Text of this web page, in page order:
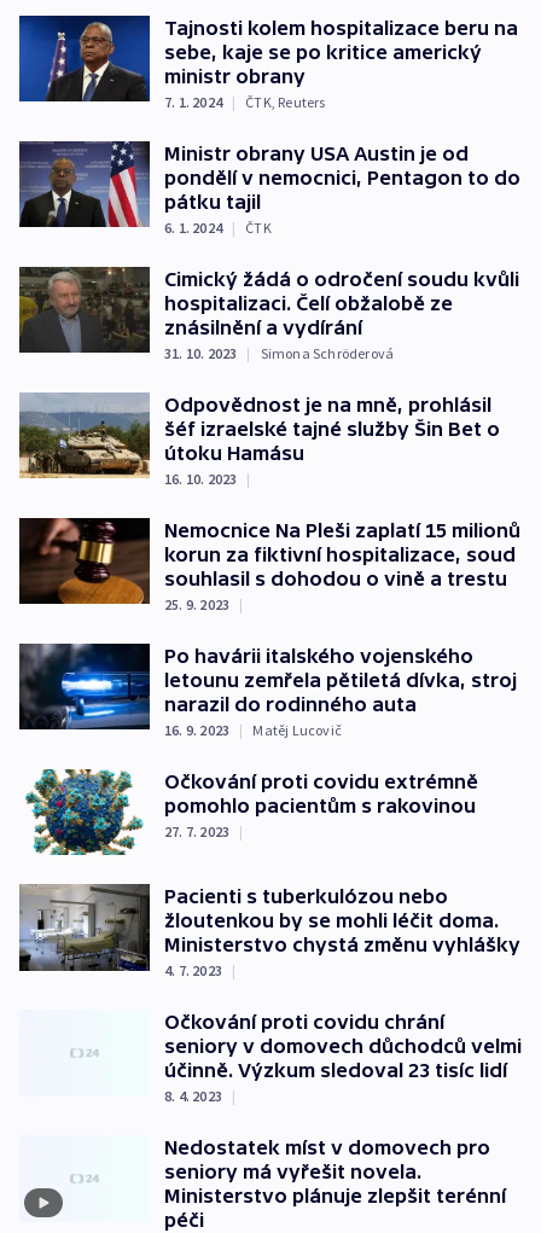
Tajnosti kolem hospitalizace beru na
sebe, kaje se po kritice americký
ministr obrany
7. 1. 2024 | ČTK Reuters
Ministr obrany USA Austin je od
pondělí v nemocnici, Pentagon to do
pátku tajil
6. 1. 2024 | ČTK
Cimický žádá o odročení soudu kvůli
hospitalizaci. Čelí obžalobě ze
znásilnění a vydírání
31. 10. 2023 | Simona Schröderová
Odpovědnost je na mně, prohlásil
šéf izraelské tajné služby Šin Bet o
útoku Hamásu
16. 10. 2023 |
Nemocnice Na Pleši zaplatí 15 milionů
korun za fiktivní hospitalizace, soud
souhlasil s dohodou o vině a trestu
25. 9. 2023 |
Po havárii italského vojenského
letounu zemřela pětiletá dívka, stroj
narazil do rodinného auta
16. 9. 2023 | Matěj Lucovič
Očkování proti covidu extrémně
pomohlo pacientům s rakovinou
27. 7. 2023 |
Pacienti s tuberkulózou nebo
žloutenkou by se mohli léčit doma.
Ministerstvo chystá změnu vyhlášky
4. 7. 2023 |
Očkování proti covidu chrání
seniory v domovech důchodců velmi
účinně. Výzkum sledoval 23 tisíc lidí
8. 4. 2023 |
Nedostatek míst v domovech pro
seniory má vyřešit novela.
Ministerstvo plánuje zlepšit terénní
péči